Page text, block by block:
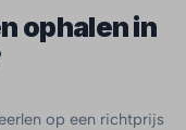
ophalen in
op een richtprijs